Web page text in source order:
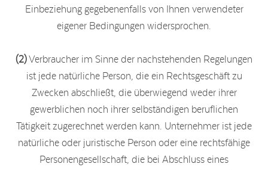
Einbeziehung gegebenenfalls von Ihnen verwendeter
eigener Bedingungen widersprochen.
(2)Verbraucher im Sinne der nachstehenden Regelungen
ist jede natürliche Person, die ein Rechtsgeschäft zu
Zwecken abschließt, die überwiegend weder ihrer
gewerblichen noch ihrer selbständigen beruflichen
Tätigkeit zugerechnet werden kann. Unternehmer ist jede
natürliche oder juristische Person oder eine rechtsfähige
Personengesellschaft, die bei Abschluss eines